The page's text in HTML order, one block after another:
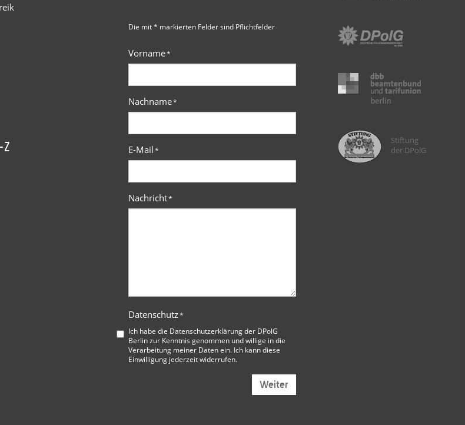
Z
Die mit * markierten Felder sind Pflichtfelder
Vorname*
Nachname*
E-Mail*
Nachricht*
Datenschutz*
Ich habe die Datenschutzerklärung der DPolG
Berlinzur Kenntnis genommen und willige in die
Verarbeitung meiner Daten ein. Ich kann diese
Einwilligung jederzeit widerrufen.
Weiter
Stiftung
der DPolG